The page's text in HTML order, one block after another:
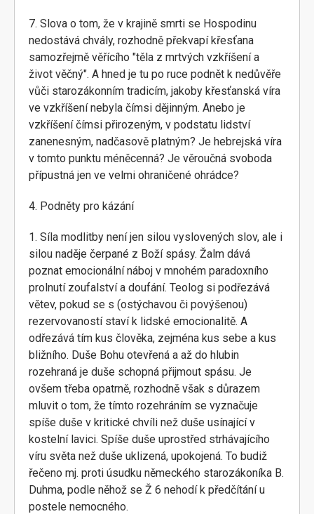
7. Slova o tom, že v krajině smrti se Hospodinu
nedostává chvály, rozhodně překvapí křesťana
samozřejmě věřícího "těla z mrtvých vzkříšení a
život věčný". A hned je tu po ruce podnět k nedůvěře
vůči starozákonním tradicím, jakoby křesťanská víra
ve vzkříšení nebyla čímsi dějinným. Anebo je
vzkříšení čímsi přirozeným, v podstatu lidství
zanenesným, nadčasově platným? Je hebrejská víra
v tomto punktu méněcenná? Je věroučná svoboda
přípustná jen ve velmi ohraničené ohrádce?
4. Podněty pro kázání
1. Síla modlitby není jen silou vyslovených slov, ale i
silou naděje čerpané z Boží spásy. Žalm dává
poznat emocionální náboj v mnohém paradoxního
prolnutí zoufalství a doufání. Teolog si podřezává
větev, pokud se s (ostýchavou či povýšenou)
rezervovaností staví k lidské emocionalitě. A
odřezává tím kus člověka, zejména kus sebe a kus
bližního. Duše Bohu otevřená a až do hlubin
rozehraná je duše schopná přijmout spásu. Je
ovšem třeba opatrně, rozhodně však s důrazem
mluvit o tom, že tímto rozehráním se vyznačuje
spíše duše v kritické chvíli než duše usínající v
kostelní lavici. Spíše duše uprostřed strhávajícího
víru světa než duše uklizená, upokojená. To budiž
řečeno mj. proti úsudku německého starozákoníka B.
Duhma, podle něhož se Ž 6 nehodí k předčítání u
postele nemocného.